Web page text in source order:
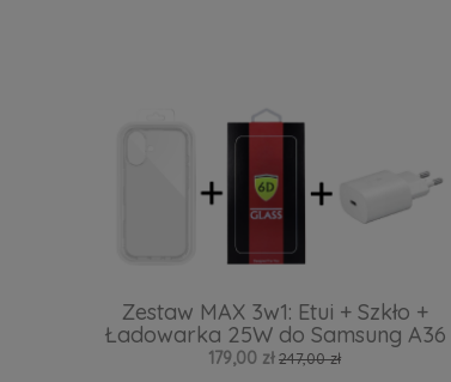
Zestaw MAX 3w1: Etui + Szkło +
Ładowarka 25W do Samsung A36
179,00 zł 247,00 zł